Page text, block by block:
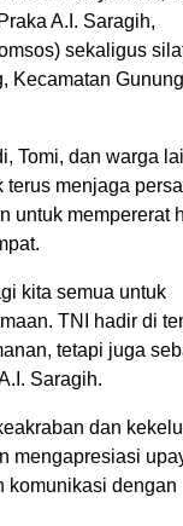
A.I. Saragih,
sekaligus
Kecamatan
Tomi, dan warga
terus menjaga
untuk mempererat
kita semua untuk
TNI hadir di
tetapi juga
Saragih.
dan
mengapresiasi
komunikasi dengan